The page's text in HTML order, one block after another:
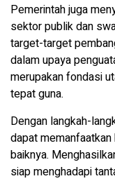
Pemerintah juga
sektor publik dan
target-target
dalam upaya
merupakan fondasi
tepat guna.
Dengan langkah-
dapat
baiknya.
siap menghadapi